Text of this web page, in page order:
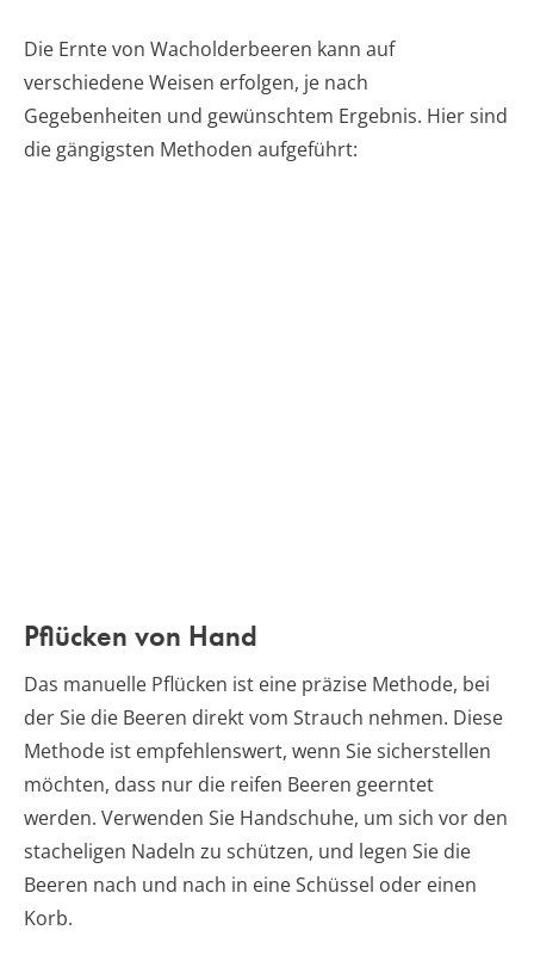
Die Ernte von Wacholderbeeren kann auf
verschiedene Weisen erfolgen, je nach
Gegebenheiten und gewünschtem Ergebnis. Hier sind
die gängigsten Methoden aufgeführt:
Pflücken von Hand
Das manuelle Pflücken ist eine präzise Methode, bei
der Sie die Beeren direkt vom Strauch nehmen. Diese
Methode ist empfehlenswert, wenn Sie sicherstellen
möchten, dass nur die reifen Beeren geerntet
werden. Verwenden Sie Handschuhe, um sich vor den
stacheligen Nadeln zu schützen, und legen Sie die
Beeren nach und nach in eine Schüssel oder einen
Korb.